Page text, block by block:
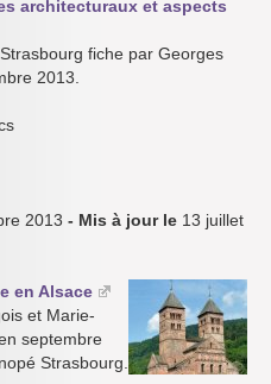
architecturaux et aspects
fiche par Georges
2013.
2013 - Mis à jour le 13 juillet
en Alsace
et Marie-
septembre
Strasbourg.